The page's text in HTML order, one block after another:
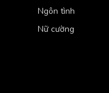
Ngôn tình
Nữ cường